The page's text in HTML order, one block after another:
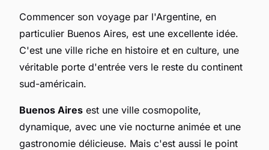
Commencer son voyage par l'Argentine, en
particulier Buenos Aires, est une excellente idée.
C'est une ville riche en histoire et en culture, une
véritable porte d'entrée vers le reste du continent
sud-américain.
Buenos Aires est une ville cosmopolite,
dynamique, avec une vie nocturne animée et une
gastronomie délicieuse. Mais c'est aussi le point